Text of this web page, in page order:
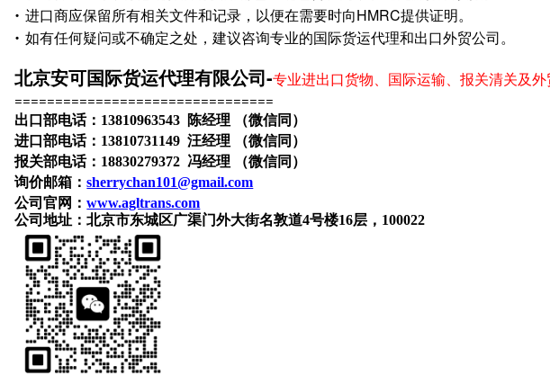
·进口商应保留所有相关文件和记录，以便在需要时向HMRC提供证明。
·如有任何疑问或不确定之处，建议咨询专业的国际货运代理和出口外贸公司。
北京安可国际货运代理有限公司-专业进出口货物、国际运输、报关清关及外
================================
出口部电话：13810963543 陈经理 （微信同）
进口部电话：13810731149 汪经理
（微信同）
报关部电话：18830279372 冯经理
（微信同）
询价邮箱：sherrychan101@gmail.com
公司官网：www.agltrans.com
公司地址：北京市东城区广渠门外大街名敦道4号楼16层，100022